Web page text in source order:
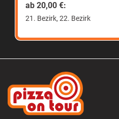
ab 20,00 €:
21. Bezirk, 22. Bezirk